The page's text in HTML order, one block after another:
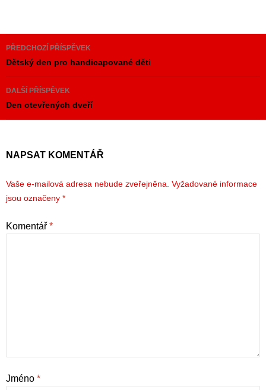
Navigace
pro
příspěvky
PŘEDCHOZÍ PŘÍSPĚVEK
Dětský den pro handicapované děti
DALŠÍ PŘÍSPĚVEK
Den otevřených dveří
NAPSAT KOMENTÁŘ
Vaše e-mailová adresa nebude zveřejněna. Vyžadované informace
jsou označeny *
Komentář *
Jméno *